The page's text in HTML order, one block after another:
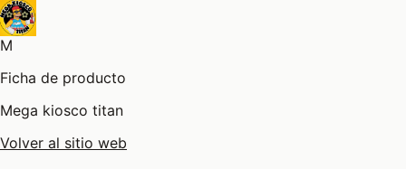
M
Ficha de producto
Mega kiosco titan
Volver al sitio web